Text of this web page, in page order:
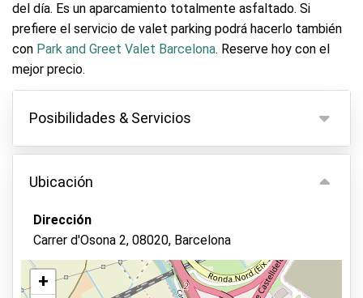
del día. Es un aparcamiento totalmente asfaltado. Si
prefiere el servicio de valet parking podrá hacerlo también
con Park and Greet Valet Barcelona. Reserve hoy con el
mejor precio.
Posibilidades & Servicios
Posibilidades
Aparcamiento interior
Sin entrega de llaves
Parking seguro
Guardia de seguridad en el recinto
Ubicación
Dirección
Carrer d'Osona 2, 08020, Barcelona
+